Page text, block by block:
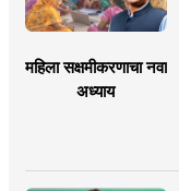
महिला सक्षमीकरणाचा नवा
अध्याय